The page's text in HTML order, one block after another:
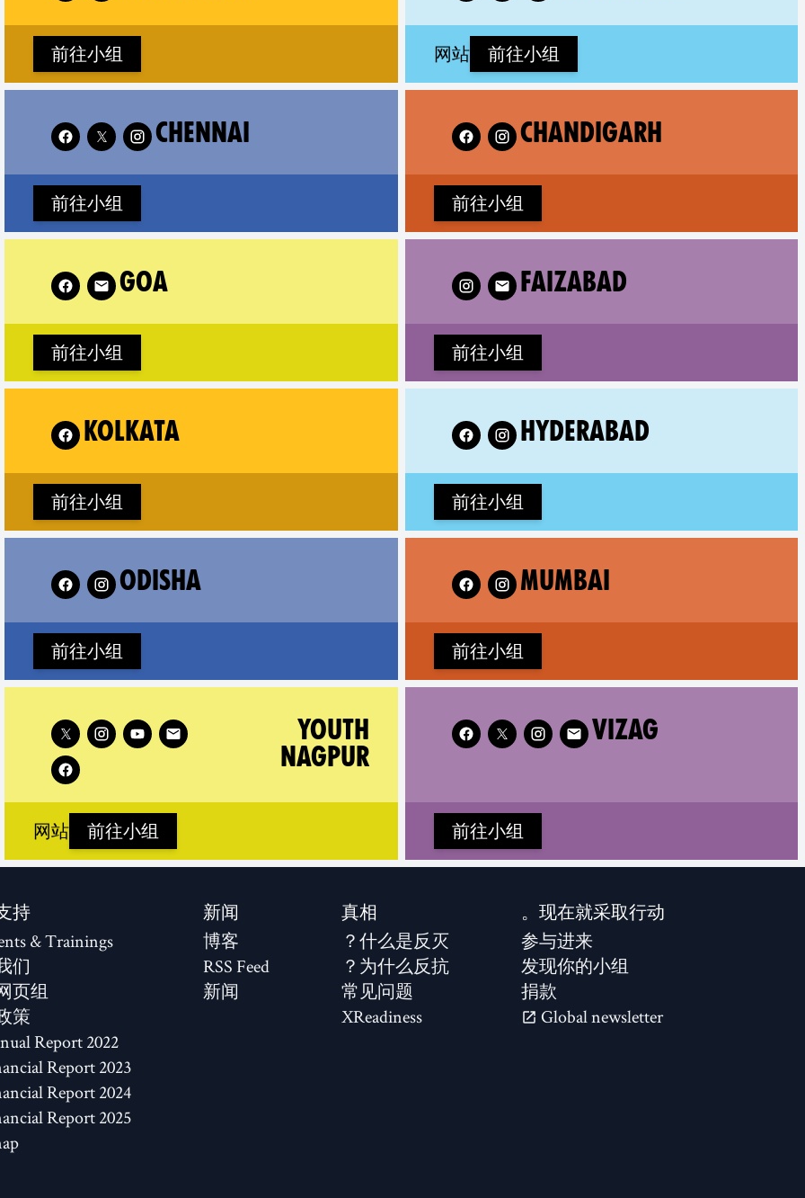
前往小组
网站
前往小组
CHANDIGARH
Follow XR Chandigarh on
前往小组
CHENNAI
Follow XR Chennai on
前往小组
FAIZABAD
Follow XR Faizabad on
前往小组
GOA
Follow XR Goa on
前往小组
HYDERABAD
Follow XR Hyderabad on
前往小组
KOLKATA
Kolkata on
前往小组
MUMBAI
Follow XR Mumbai on
前往小组
ODISHA
XR Odisha on
前往小组
VIZAG
Follow XR Vizag on
前往小组
YOUTH
NAGPUR
Follow XR Youth Nagpur on
前往小组
网站
(new window)
现在就采取行动。
参与进来
发现你的小组
捐款
Global newsletter
真相
什么是反灭？
为什么反抗？
常见问题
XReadiness
新闻
博客
RSS Feed
新闻
持
& Trainings
们
页组
策
2022 Annual Report
2023 Financial Report
2024 Financial Report
2025 Financial Report